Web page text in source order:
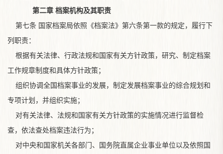
第二章 档案机构及其职责
第七条 国家档案局依照《档案法》第六条第一款的规定，履行下
列职责：
根据有关法律、行政法规和国家有关方针政策，研究、制定档案
工作规章制度和具体方针政策；
组织协调全国档案事业的发展，制定发展档案事业的综合规划和
专项计划，并组织实施；
对有关法律、法规和国家有关方针政策的实施情况进行监督检
查，依法查处档案违法行为；
对中央和国家机关各部门、国务院直属企业事业单位以及依照国